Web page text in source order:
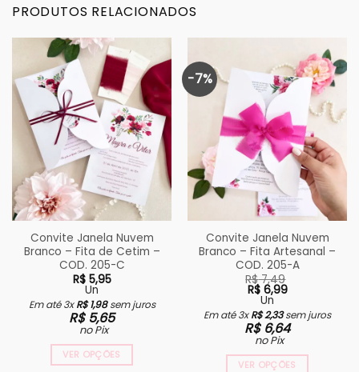
PRODUTOS RELACIONADOS
Convite Janela Nuvem
Branco – Fita de Cetim –
COD. 205-C
R$5,95
Un
Em até 3xR$1,98sem juros
R$5,65
no Pix
VER OPÇÕES
-7%
Convite Janela Nuvem
Branco – Fita Artesanal –
COD. 205-A
R$7,49
O
preço
original
era:
R$ 7,49.
R$6,99
O
preço
atual
é:
R$ 6,99.
Un
Em até 3xR$2,33sem juros
R$6,64
no Pix
VER OPÇÕES